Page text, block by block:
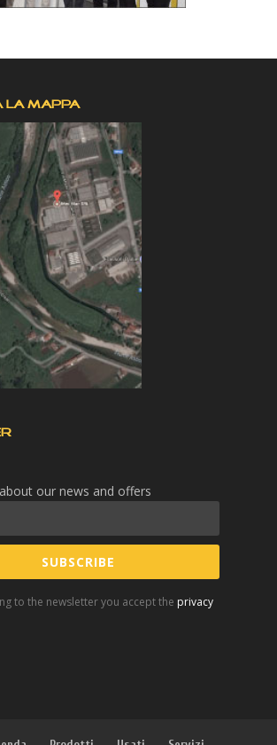
LA MAPPA
our news and offers
SUBSCRIBE
to the newsletter you accept the privacy